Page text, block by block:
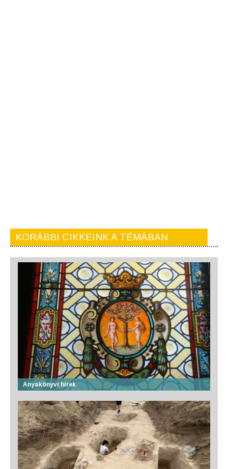
KORÁBBI CIKKEINK A TÉMÁBAN
Anyakönyvi hírek